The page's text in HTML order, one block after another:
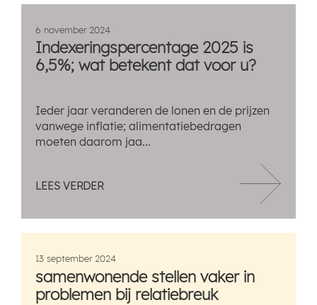
6 november 2024
Indexeringspercentage 2025 is
6,5%; wat betekent dat voor u?
Ieder jaar veranderen de lonen en de prijzen
vanwege inflatie; alimentatiebedragen
moeten daarom jaa...
LEES VERDER
13 september 2024
samenwonende stellen vaker in
problemen bij relatiebreuk